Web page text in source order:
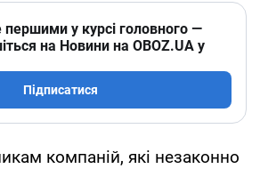
першими у курсі головного —
на Новини на OBOZ.UA у
Підписатися
компаній, які незаконно